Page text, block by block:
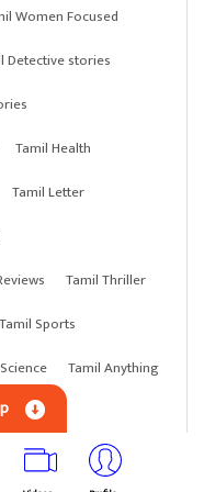
Women Focused
Detective stories
Tamil Health
Tamil Letter
Tamil Thriller
Tamil Sports
Tamil Anything